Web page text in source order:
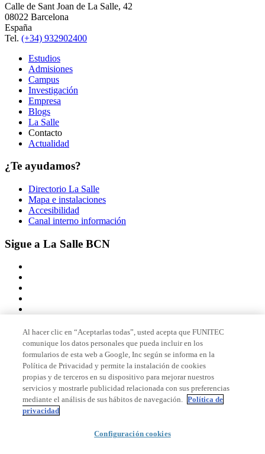
Calle de Sant Joan de La Salle, 42
08022 Barcelona
España
Tel. (+34) 932902400
Estudios
Admisiones
Campus
Investigación
Empresa
Blogs
La Salle
Contacto
Actualidad
¿Te ayudamos?
Directorio La Salle
Mapa e instalaciones
Accesibilidad
Canal interno información
Sigue a La Salle BCN
Miembro de
Acreditaciones
© 2026 La Salle Campus Barcelona - URL |
Al hacer clic en “Aceptarlas todas”, usted acepta que FUNITEC
comunique los datos personales que pueda incluir en los
formularios de esta web a Google, Inc según se informa en la
Política de Privacidad y permite la instalación de cookies
propias y de terceros en su dispositivo para mejorar nuestros
servicios y mostrarle publicidad relacionada con sus preferencias
mediante el análisis de sus hábitos de navegación. Política de
privacidad
Configuración cookies